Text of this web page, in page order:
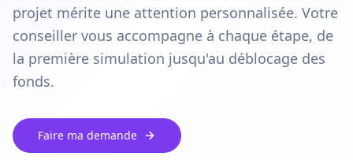
Connexion
projet mérite une attention personnalisée. Votre
conseiller vous accompagne à chaque étape, de
la première simulation jusqu'au déblocage des
fonds.
Faire ma demande